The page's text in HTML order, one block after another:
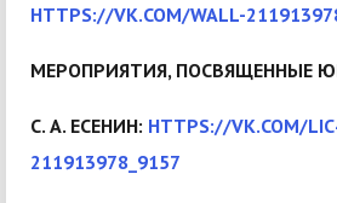
HTTPS://VK.COM/WALL-
МЕРОПРИЯТИЯ, ПОСВЯЩЕННЫЕ
С. А. ЕСЕНИН: HTTPS://VK.COM/
211913978_9157